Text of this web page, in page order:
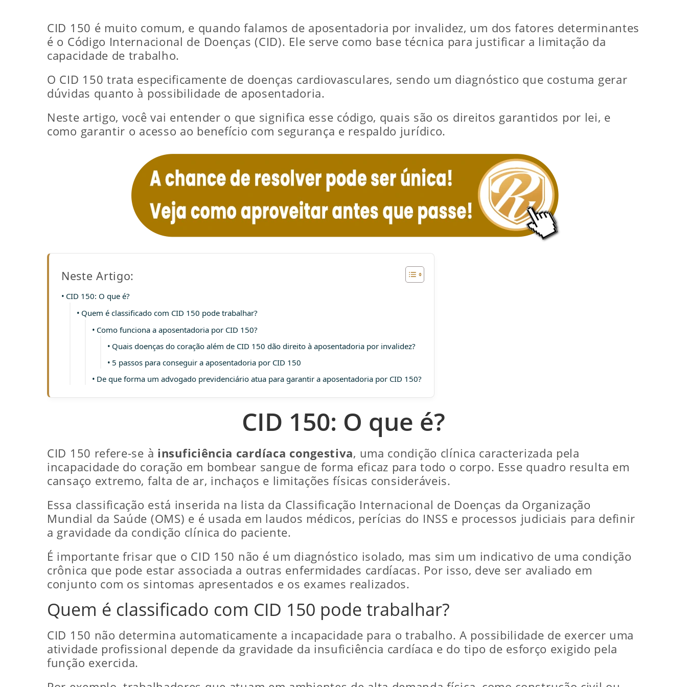
CID 150 é muito comum, e quando falamos de aposentadoria por invalidez, um dos fatores determinantes
é o Código Internacional de Doenças (CID). Ele serve como base técnica para justificar a limitação da
capacidade de trabalho.
O CID 150 trata especificamente de doenças cardiovasculares, sendo um diagnóstico que costuma gerar
dúvidas quanto à possibilidade de aposentadoria.
Neste artigo, você vai entender o que significa esse código, quais são os direitos garantidos por lei, e
como garantir o acesso ao benefício com segurança e respaldo jurídico.
Neste Artigo:
CID 150: O que é?
Quem é classificado com CID 150 pode trabalhar?
Como funciona a aposentadoria por CID 150?
Quais doenças do coração além de CID 150 dão direito à aposentadoria por invalidez?
5 passos para conseguir a aposentadoria por CID 150
De que forma um advogado previdenciário atua para garantir a aposentadoria por CID 150?
CID 150: O que é?
CID 150 refere-se à insuficiência cardíaca congestiva, uma condição clínica caracterizada pela
incapacidade do coração em bombear sangue de forma eficaz para todo o corpo. Esse quadro resulta em
cansaço extremo, falta de ar, inchaços e limitações físicas consideráveis.
Essa classificação está inserida na lista da Classificação Internacional de Doenças da Organização
Mundial da Saúde (OMS) e é usada em laudos médicos, perícias do INSS e processos judiciais para definir
a gravidade da condição clínica do paciente.
É importante frisar que o CID 150 não é um diagnóstico isolado, mas sim um indicativo de uma condição
crônica que pode estar associada a outras enfermidades cardíacas. Por isso, deve ser avaliado em
conjunto com os sintomas apresentados e os exames realizados.
Quem é classificado com CID 150 pode trabalhar?
CID 150 não determina automaticamente a incapacidade para o trabalho. A possibilidade de exercer uma
atividade profissional depende da gravidade da insuficiência cardíaca e do tipo de esforço exigido pela
função exercida.